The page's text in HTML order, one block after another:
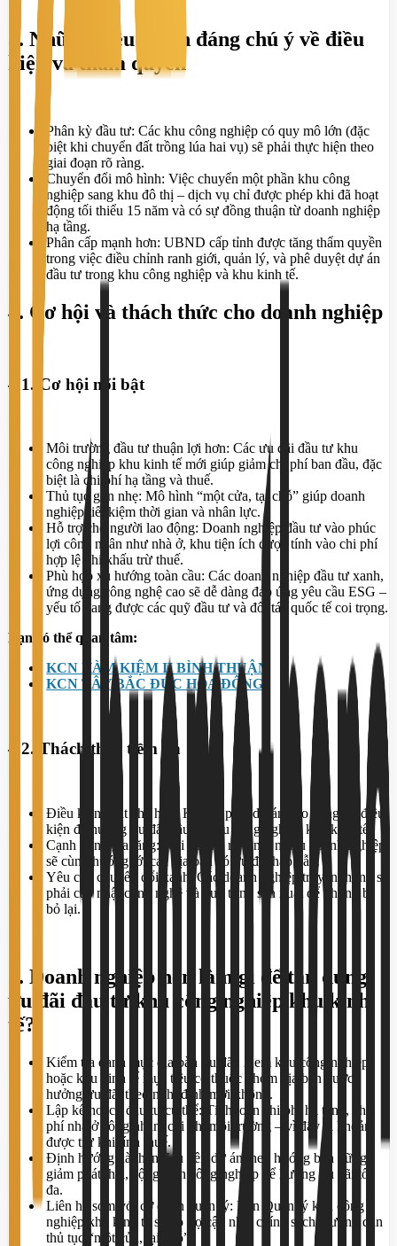
3. Những điều chỉnh đáng chú ý về điều
kiện và thẩm quyền
Phân kỳ đầu tư: Các khu công nghiệp có quy mô lớn (đặc
biệt khi chuyển đất trồng lúa hai vụ) sẽ phải thực hiện theo
giai đoạn rõ ràng.
Chuyển đổi mô hình: Việc chuyển một phần khu công
nghiệp sang khu đô thị – dịch vụ chỉ được phép khi đã hoạt
động tối thiểu 15 năm và có sự đồng thuận từ doanh nghiệp
hạ tầng.
Phân cấp mạnh hơn: UBND cấp tỉnh được tăng thẩm quyền
trong việc điều chỉnh ranh giới, quản lý, và phê duyệt dự án
đầu tư trong khu công nghiệp và khu kinh tế.
4. Cơ hội và thách thức cho doanh nghiệp
4.1. Cơ hội nổi bật
Môi trường đầu tư thuận lợi hơn: Các ưu đãi đầu tư khu
công nghiệp khu kinh tế mới giúp giảm chi phí ban đầu, đặc
biệt là chi phí hạ tầng và thuế.
Thủ tục gọn nhẹ: Mô hình “một cửa, tại chỗ” giúp doanh
nghiệp tiết kiệm thời gian và nhân lực.
Hỗ trợ cho người lao động: Doanh nghiệp đầu tư vào phúc
lợi công nhân như nhà ở, khu tiện ích được tính vào chi phí
hợp lệ khi khấu trừ thuế.
Phù hợp xu hướng toàn cầu: Các doanh nghiệp đầu tư xanh,
ứng dụng công nghệ cao sẽ dễ dàng đáp ứng yêu cầu ESG –
yếu tố đang được các quỹ đầu tư và đối tác quốc tế coi trọng.
Bạn có thể quan tâm:
KCN HÀM KIỆM II BÌNH THUẬN
KCN TÂY BẮC ĐỨC HÒA ĐÔNG
4.2. Thách thức tiềm ẩn
Điều kiện chặt chẽ hơn: Không phải dự án nào cũng đủ điều
kiện để hưởng ưu đãi đầu tư khu công nghiệp khu kinh tế.
Cạnh tranh gia tăng: Khi cơ chế rõ ràng, nhiều doanh nghiệp
sẽ cùng hướng tới các địa bàn có ưu đãi hấp dẫn.
Yêu cầu chuyển đổi xanh: Các doanh nghiệp truyền thống sẽ
phải cập nhật công nghệ và quy trình sản xuất để không bị
bỏ lại.
5. Doanh nghiệp nên làm gì để tận dụng
ưu đãi đầu tư khu công nghiệp khu kinh
tế?
Kiểm tra danh mục địa bàn ưu đãi: Xem khu công nghiệp
hoặc khu kinh tế mục tiêu có thuộc nhóm địa bàn được
hưởng ưu đãi theo nghị định mới không.
Lập kế hoạch đầu tư cụ thể: Tính toán chi phí hạ tầng, chi
phí nhà ở công nhân, chi phí môi trường – vì đây là khoản
được trừ khi tính thuế.
Định hướng dài hạn: Ưu tiên dự án theo hướng bền vững,
giảm phát thải, cộng sinh công nghiệp để hưởng ưu đãi tối
đa.
Liên hệ sớm với cơ quan quản lý: Ban Quản lý khu công
nghiệp/khu kinh tế sẽ hỗ trợ cập nhật chính sách, hướng dẫn
thủ tục “một cửa, tại chỗ”.